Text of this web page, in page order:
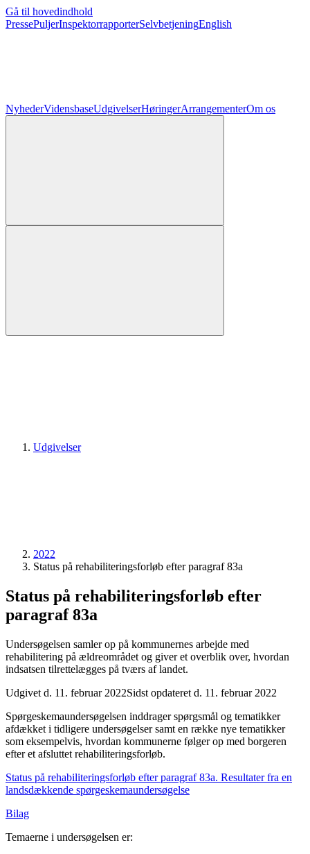
Gå til hovedindhold
PressePuljerInspektorrapporterSelvbetjeningEnglish
NyhederVidensbaseUdgivelserHøringerArrangementerOm os
Udgivelser
2022
Status på rehabiliteringsforløb efter paragraf 83a
Status på rehabiliteringsforløb efter
paragraf 83a
Undersøgelsen samler op på kommunernes arbejde med
rehabilitering på ældreområdet og giver et overblik over, hvordan
indsatsen tilrettelægges på tværs af landet.
Udgivet d. 11. februar 2022Sidst opdateret d. 11. februar 2022
Spørgeskemaundersøgelsen inddrager spørgsmål og tematikker
afdækket i tidligere undersøgelser samt en række nye tematikker
som eksempelvis, hvordan kommunerne følger op med borgeren
efter et afsluttet rehabiliteringsforløb.
Status på rehabiliteringsforløb efter paragraf 83a. Resultater fra en
landsdækkende spørgeskemaundersøgelse
Bilag
Temaerne i undersøgelsen er: